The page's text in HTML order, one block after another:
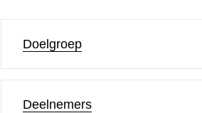
Doelgroep
Deelnemers